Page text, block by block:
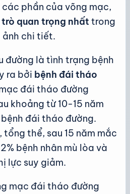
phần của võng mạc,
quan trọng nhất trong
ảnh chi tiết.
đường là tình trạng bệnh
ra bởi bệnh đái tháo
đái tháo đường
khoảng từ 10-15 năm
đái tháo đường.
thể, sau 15 năm mắc
bệnh nhân mù lòa và
lực suy giảm.
mạc đái tháo đường